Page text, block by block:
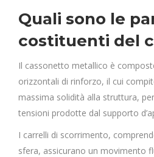
Quali sono le
costituenti del
Il cassonetto metallico è
orizzontali di rinforzo, il cui
massima solidità alla struttura,
tensioni prodotte dal supporto
I carrelli di scorrimento,
sfera, assicurano un movimento